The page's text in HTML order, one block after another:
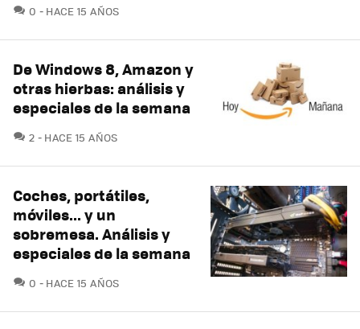
0 COMENTARIOS
HACE 15 AÑOS
De Windows 8, Amazon y
otras hierbas: análisis y
especiales de la semana
2 COMENTARIOS
HACE 15 AÑOS
Coches, portátiles,
móviles... y un
sobremesa. Análisis y
especiales de la semana
0 COMENTARIOS
HACE 15 AÑOS